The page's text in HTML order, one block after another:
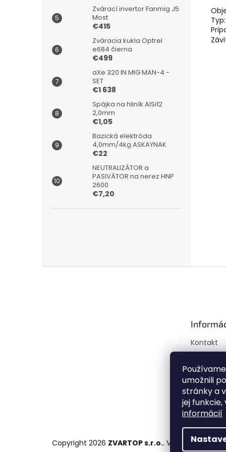
umožnili
stránky a
jej
informácií
Zvárací invertor Fanmig J5
Most
€415
Zváracia kukla Optrel
e684 čierna
€499
aXe 320 IN MIG MAN-4 -
SET
€1 638
Spájka na hliník AlSi12
2,0mm
€1,05
Bazická elektróda
4,0mm/4kg ASKAYNAK
€22
NEUTRALIZÁTOR a
PASIVÁTOR na nerez HNP
2600
€7,20
Typ:
Kontakt
Doprava
Mapa
Copyright 2026 ZVARTOP s.r.o.. Všetky práva